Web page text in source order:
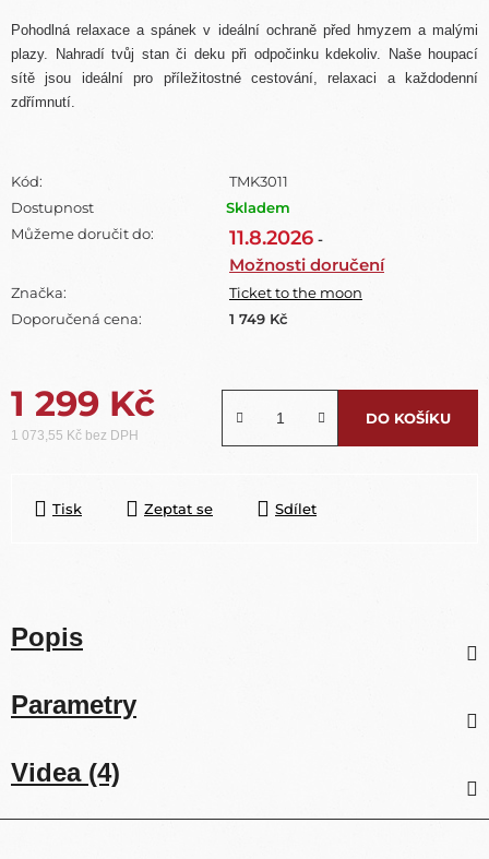
Pohodlná relaxace a spánek v ideální ochraně před hmyzem a malými
plazy. Nahradí tvůj stan či deku při odpočinku kdekoliv. Naše houpací
sítě jsou ideální pro příležitostné cestování, relaxaci a každodenní
zdřímnutí.
Kód:
TMK3011
Dostupnost
Skladem
Můžeme doručit do:
11.8.2026 -
Možnosti doručení
Značka:
Ticket to the moon
Doporučená cena:
1 749 Kč
1 299 Kč
1 073,55 Kč bez DPH
DO KOŠÍKU
Tisk Zeptat se Sdílet
Popis
Parametry
Videa (4)